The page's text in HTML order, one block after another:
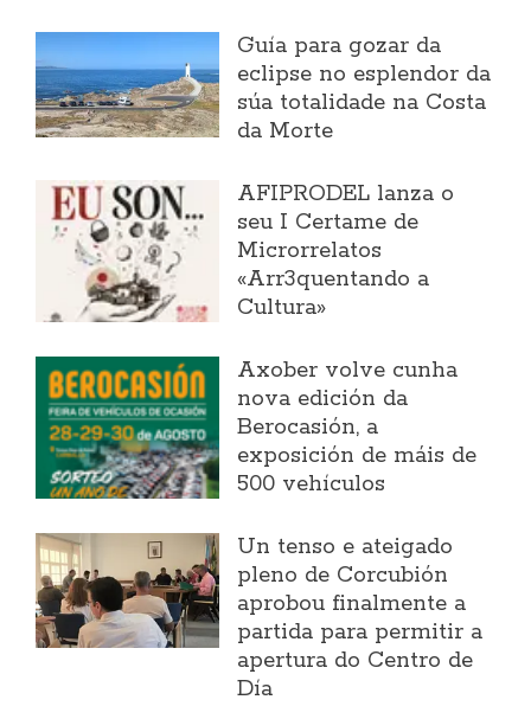
Guía para gozar da
eclipse no esplendor da
súa totalidade na Costa
da Morte
AFIPRODEL lanza o
seu I Certame de
Microrrelatos
«Arr3quentando a
Cultura»
Axober volve cunha
nova edición da
Berocasión, a
exposición de máis de
500 vehículos
Un tenso e ateigado
pleno de Corcubión
aprobou finalmente a
partida para permitir a
apertura do Centro de
Día